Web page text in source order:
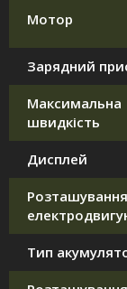
Мотор
Зарядний
Максимальна
швидкість
Дисплей
Розташування
Тип